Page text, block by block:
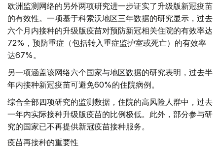
欧洲监测网络的另外两项研究进一步证实了升级版新冠疫苗
的有效性。一项基于科索沃地区三年数据的研究显示，过去
六个月内接种的升级版疫苗对预防新冠相关住院的有效率达
72%，预防重症（包括转入重症监护室或死亡）的有效率
达67%。
另一项涵盖该网络六个国家与地区数据的研究表明，过去半
年内接种新冠疫苗可避免60%的住院病例。
综合全部四项研究的监测数据，住院的高风险人群中，过去
一年内实际接种升级版疫苗的比例极低。此外，部分参与研
究的国家已不再提供新冠疫苗接种服务。
疫苗再接种的重要性